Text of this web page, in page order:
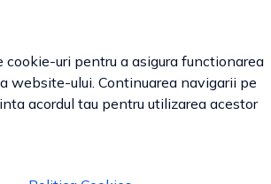
uri pentru a asigura functionarea
website-ului. Continuarea navigarii pe
acordul tau pentru utilizarea acestor